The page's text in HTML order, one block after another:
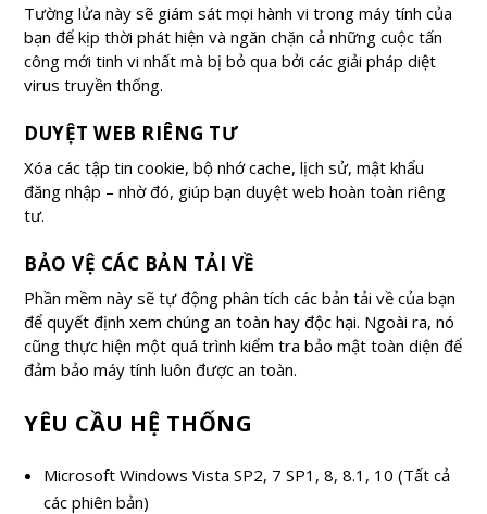
Tường lửa này sẽ giám sát mọi hành vi trong máy tính của
bạn để kịp thời phát hiện và ngăn chặn cả những cuộc tấn
công mới tinh vi nhất mà bị bỏ qua bởi các giải pháp diệt
virus truyền thống.
DUYỆT WEB RIÊNG TƯ
Xóa các tập tin cookie, bộ nhớ cache, lịch sử, mật khẩu
đăng nhập – nhờ đó, giúp bạn duyệt web hoàn toàn riêng
tư.
BẢO VỆ CÁC BẢN TẢI VỀ
Phần mềm này sẽ tự động phân tích các bản tải về của bạn
để quyết định xem chúng an toàn hay độc hại. Ngoài ra, nó
cũng thực hiện một quá trình kiểm tra bảo mật toàn diện để
đảm bảo máy tính luôn được an toàn.
YÊU CẦU HỆ THỐNG
Microsoft Windows Vista SP2, 7 SP1, 8, 8.1, 10 (Tất cả
các phiên bản)